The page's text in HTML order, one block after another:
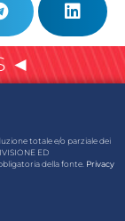
◄
totale e/o parziale dei
ED
della fonte. Privacy